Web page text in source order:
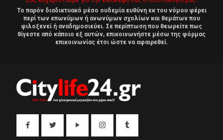
Το παρόν διαδικτυακό μέσο ουδεμία ευθύνη εκ του νόμου φέρει
περί των επωνύμων ή ανωνύμων σχολίων και θεμάτων που
φιλοξενεί ή αναδημοσιεύει. Σε περίπτωση που θεωρείτε πως
θίγεστε από κάποιο εξ αυτών, επικοινωνήστε μέσω της φόρμας
επικοινωνίας έτσι ώστε να αφαιρεθεί.